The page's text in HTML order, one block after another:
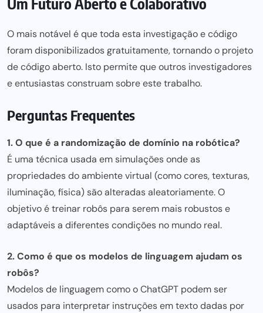
O mais notável é que toda esta investigação e código
foram disponibilizados gratuitamente, tornando o projeto
de código aberto. Isto permite que outros investigadores
e entusiastas construam sobre este trabalho.
Perguntas Frequentes
1. O que é a randomização de domínio na robótica?
É uma técnica usada em simulações onde as
propriedades do ambiente virtual (como cores, texturas,
iluminação, física) são alteradas aleatoriamente. O
objetivo é treinar robôs para serem mais robustos e
adaptáveis a diferentes condições no mundo real.
2. Como é que os modelos de linguagem ajudam os
robôs?
Modelos de linguagem como o ChatGPT podem ser
usados para interpretar instruções em texto dadas por